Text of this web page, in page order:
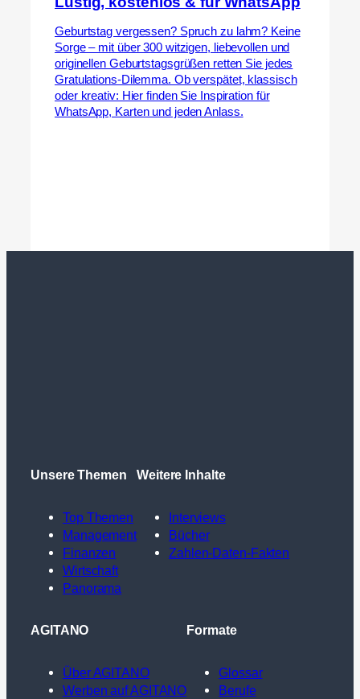
Geburtstag vergessen? Spruch zu lahm? Keine
Sorge – mit über 300 witzigen, liebevollen und
originellen Geburtstagsgrüßen retten Sie jedes
Gratulations-Dilemma. Ob verspätet, klassisch
oder kreativ: Hier finden Sie Inspiration für
WhatsApp, Karten und jeden Anlass.
Unsere Themen
Top Themen
Management
Finanzen
Wirtschaft
Panorama
Weitere Inhalte
Interviews
Bücher
Zahlen-Daten-Fakten
AGITANO
Über AGITANO
Werben auf AGITANO
Formate
Glossar
Berufe